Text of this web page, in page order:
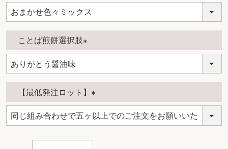
(
須
ことば煎餅選択肢
(
須
)
【最低発注ロット】
(
必